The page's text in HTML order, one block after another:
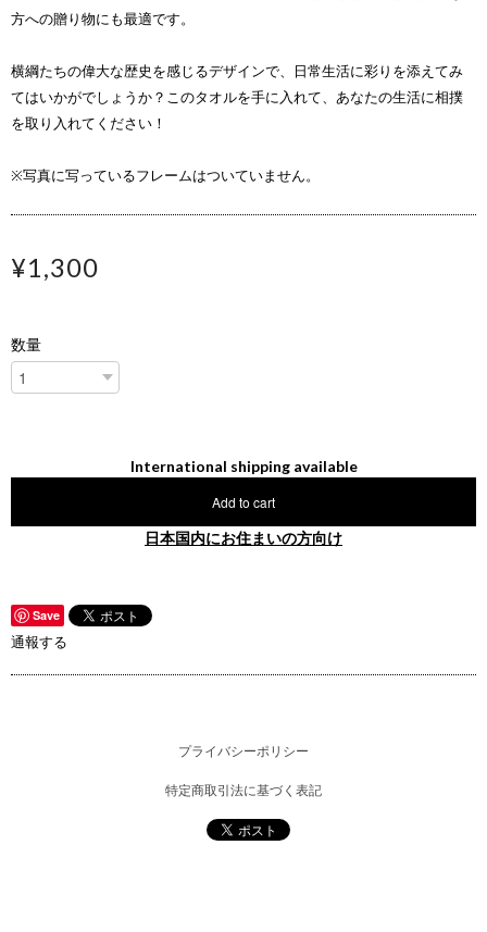
方への贈り物にも最適です。
横綱たちの偉大な歴史を感じるデザインで、日常生活に彩りを添えてみ
てはいかがでしょうか？このタオルを手に入れて、あなたの生活に相撲
を取り入れてください！
※写真に写っているフレームはついていません。
¥1,300
数量
International shipping available
Add to cart
日本国内にお住まいの方向け
Save
通報する
プライバシーポリシー
特定商取引法に基づく表記